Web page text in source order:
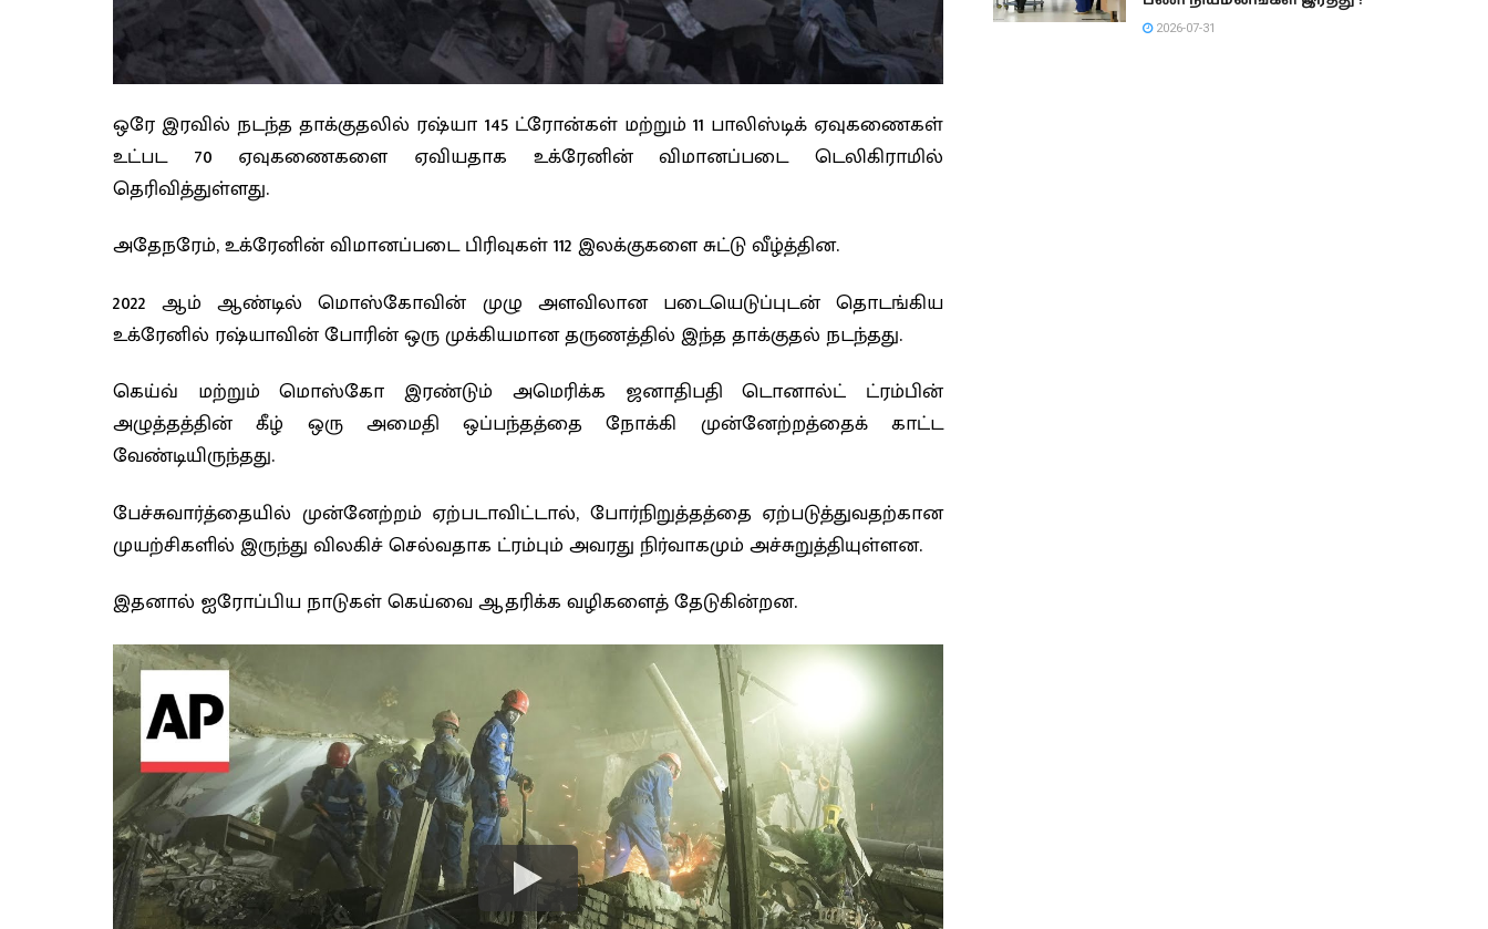
ஒரே இரவில் நடந்த தாக்குதலில் ரஷ்யா 145 ட்ரோன்கள் மற்றும் 11 பாலிஸ்டிக் ஏவுகணைகள்
உட்பட 70 ஏவுகணைகளை ஏவியதாக உக்ரேனின் விமானப்படை டெலிகிராமில்
தெரிவித்துள்ளது.
அதேநரேம், உக்ரேனின் விமானப்படை பிரிவுகள் 112 இலக்குகளை சுட்டு வீழ்த்தின.
2022 ஆம் ஆண்டில் மொஸ்கோவின் முழு அளவிலான படையெடுப்புடன் தொடங்கிய
உக்ரேனில் ரஷ்யாவின் போரின் ஒரு முக்கியமான தருணத்தில் இந்த தாக்குதல் நடந்தது.
கெய்வ் மற்றும் மொஸ்கோ இரண்டும் அமெரிக்க ஜனாதிபதி டொனால்ட் ட்ரம்பின்
அழுத்தத்தின் கீழ் ஒரு அமைதி ஒப்பந்தத்தை நோக்கி முன்னேற்றத்தைக் காட்ட
வேண்டியிருந்தது.
பேச்சுவார்த்தையில் முன்னேற்றம் ஏற்படாவிட்டால், போர்நிறுத்தத்தை ஏற்படுத்துவதற்கான
முயற்சிகளில் இருந்து விலகிச் செல்வதாக ட்ரம்பும் அவரது நிர்வாகமும் அச்சுறுத்தியுள்ளன.
இதனால் ஐரோப்பிய நாடுகள் கெய்வை ஆதரிக்க வழிகளைத் தேடுகின்றன.
2026-07-31